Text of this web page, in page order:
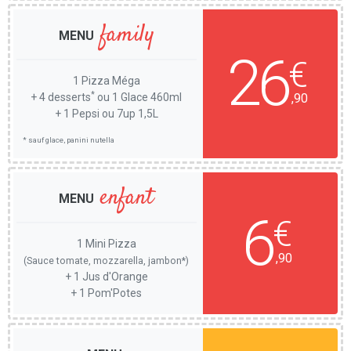
MENU family
1 Pizza Méga
+ 4 desserts* ou 1 Glace 460ml
+ 1 Pepsi ou 7up 1,5L
* sauf glace, panini nutella
26€
,90
MENU enfant
1 Mini Pizza
(Sauce tomate, mozzarella, jambon*)
+ 1 Jus d'Orange
+ 1 Pom'Potes
6€
,90